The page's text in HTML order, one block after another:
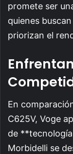
promete ser
quienes
priorizan el
En
C625V, Voge
de
Morbidelli se